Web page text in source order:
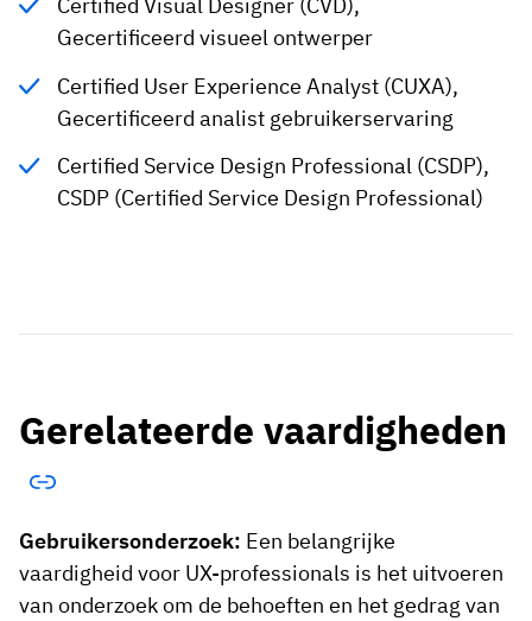
Certified Visual Designer (CVD),
Gecertificeerd visueel ontwerper
Certified User Experience Analyst (CUXA),
Gecertificeerd analist gebruikerservaring
Certified Service Design Professional (CSDP),
CSDP (Certified Service Design Professional)
Gerelateerde vaardigheden
Gebruikersonderzoek: Een belangrijke
vaardigheid voor UX-professionals is het uitvoeren
van onderzoek om de behoeften en het gedrag van